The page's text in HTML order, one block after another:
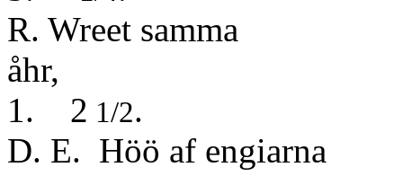
R. Wreet samma
1. 2 1/2.
D. E. Höö af engiarna